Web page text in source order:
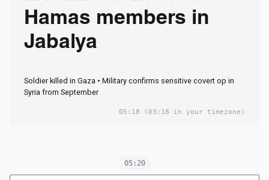
Hamas members in
Jabalya
Soldier killed in Gaza • Military confirms sensitive covert op in
Syria from September
05:18 (03:18 in your timezone)
05:20